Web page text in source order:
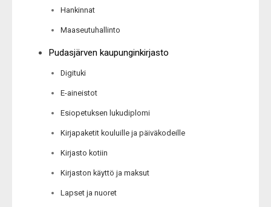
Hankinnat
Maaseutuhallinto
Pudasjärven kaupunginkirjasto
Digituki
E-aineistot
Esiopetuksen lukudiplomi
Kirjapaketit kouluille ja päiväkodeille
Kirjasto kotiin
Kirjaston käyttö ja maksut
Lapset ja nuoret